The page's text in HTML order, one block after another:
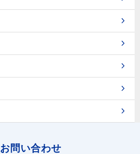
お問い合わせ